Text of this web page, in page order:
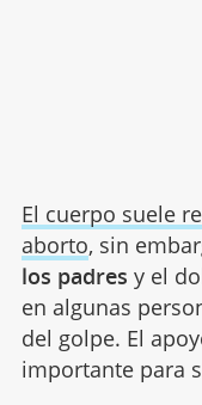
El cuerpo suele
aborto, sin
los padres y el
en algunas
del golpe. El
importante para